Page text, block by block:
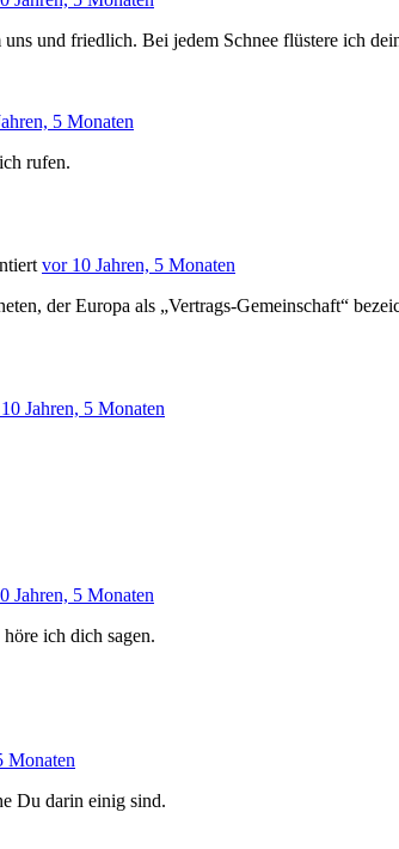
und friedlich. Bei jedem Schnee flüstere ich
5 Monaten
rufen.
vor 10 Jahren, 5 Monaten
der Europa als „Vertrags-Gemeinschaft“
Jahren, 5 Monaten
Jahren, 5 Monaten
ich dich sagen.
Monaten
Du darin einig sind.